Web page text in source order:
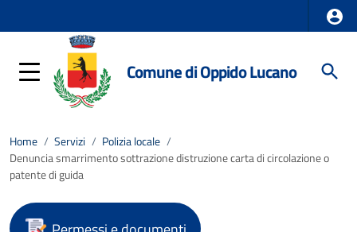
Comune di Oppido Lucano
Home / Servizi / Polizia locale /
Denuncia smarrimento sottrazione distruzione carta di circolazione o
patente di guida